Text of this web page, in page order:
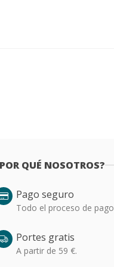
QUÉ NOSOTROS?
Pago seguro
Todo el proceso de
Portes gratis
A partir de 59 €.